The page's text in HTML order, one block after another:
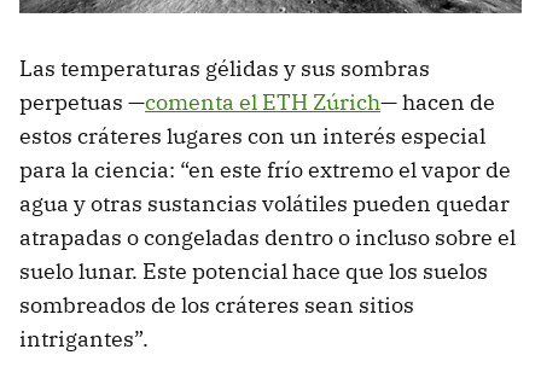
Las temperaturas gélidas y sus sombras
perpetuas —comenta el ETH Zúrich— hacen de
estos cráteres lugares con un interés especial
para la ciencia: “en este frío extremo el vapor de
agua y otras sustancias volátiles pueden quedar
atrapadas o congeladas dentro o incluso sobre el
suelo lunar. Este potencial hace que los suelos
sombreados de los cráteres sean sitios
intrigantes”.